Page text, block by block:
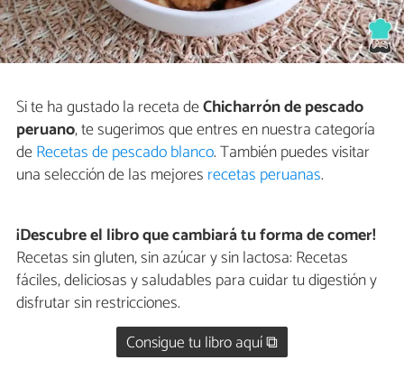
Si te ha gustado la receta deChicharrón de pescado
peruano, te sugerimos que entres en nuestra categoría
deRecetas de pescado blanco. También puedes visitar
una selección de las mejores recetas peruanas.
¡Descubre el libro que cambiará tu forma de comer!
Recetas sin gluten, sin azúcar y sin lactosa: Recetas
fáciles, deliciosas y saludables para cuidar tu digestión y
disfrutar sin restricciones.
Consigue tu libro aquí ⧉